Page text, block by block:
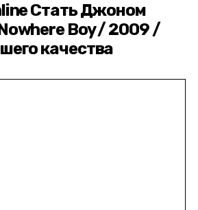
Стать Джоном
Boy / 2009 /
качества